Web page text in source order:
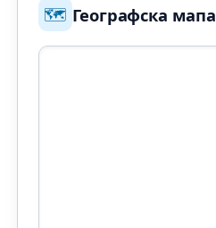
🗺️ Географска мапа